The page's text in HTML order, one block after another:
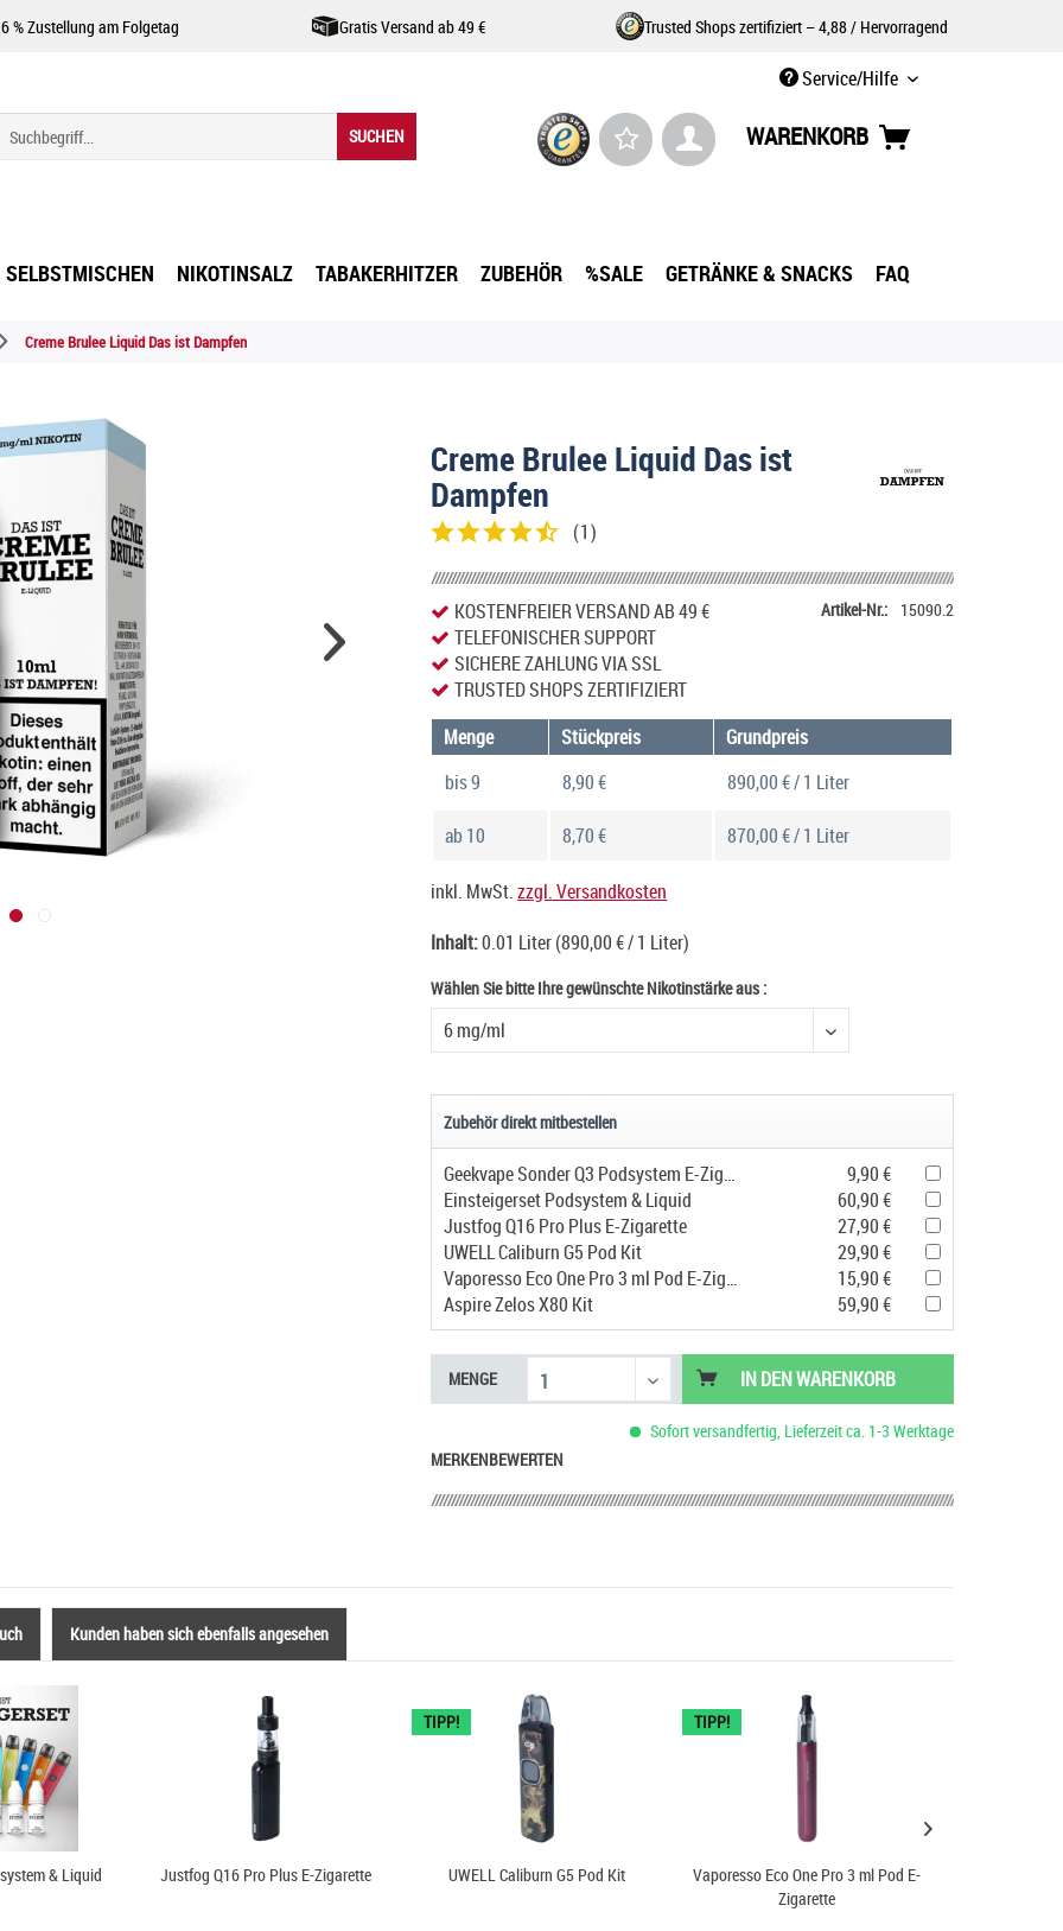
% Zustellung am Folgetag Gratis Versand ab 49 € Trusted Shops zertifiziert – 4,88 / Hervorragend
Service/Hilfe
SUCHEN WARENKORB
SELBSTMISCHEN NIKOTINSALZ TABAKERHITZER ZUBEHÖR %SALE GETRÄNKE & SNACKS FAQ
Creme Brulee Liquid Das ist Dampfen
Creme Brulee Liquid Das ist
Dampfen
(1)
KOSTENFREIER VERSAND AB 49 €
TELEFONISCHER SUPPORT
SICHERE ZAHLUNG VIA SSL
TRUSTED SHOPS ZERTIFIZIERT
Artikel-Nr.: 15090.2
Menge Stückpreis
Grundpreis
bis9 8,90 € 890,00 € / 1 Liter
ab10 8,70 € 870,00 € / 1 Liter
inkl. MwSt.zzgl. Versandkosten
Inhalt:0.01 Liter(890,00 € / 1 Liter)
Wählen Sie bitte Ihre gewünschte Nikotinstärke aus :
Wählen Sie bitte Ihre gewünschte Nikotinstärke aus
Zubehör direkt mitbestellen
Geekvape Sonder Q3 Podsystem E-Zigarette
9,90 €
Einsteigerset Podsystem & Liquid
60,90 €
Justfog Q16 Pro Plus E-Zigarette
27,90 €
UWELL Caliburn G5 Pod Kit
29,90 €
Vaporesso Eco One Pro 3 ml Pod E-Zigarette
15,90 €
Aspire Zelos X80 Kit
59,90 €
MENGE IN DENWARENKORB
Sofort versandfertig, Lieferzeit ca. 1-3 Werktage
MERKENBEWERTEN
Kunden haben sich ebenfalls angesehen
& Liquid Justfog Q16 Pro Plus E-Zigarette
TIPP!
UWELL Caliburn G5 Pod Kit
TIPP!
Vaporesso Eco One Pro 3 ml Pod E-
Zigarette